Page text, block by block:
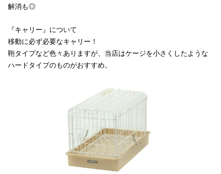
解消も◎
『キャリー』について
移動に必ず必要なキャリー！
鞄タイプなど色々ありますが、当店はケージを小さくしたような
ハードタイプのものがおすすめ。